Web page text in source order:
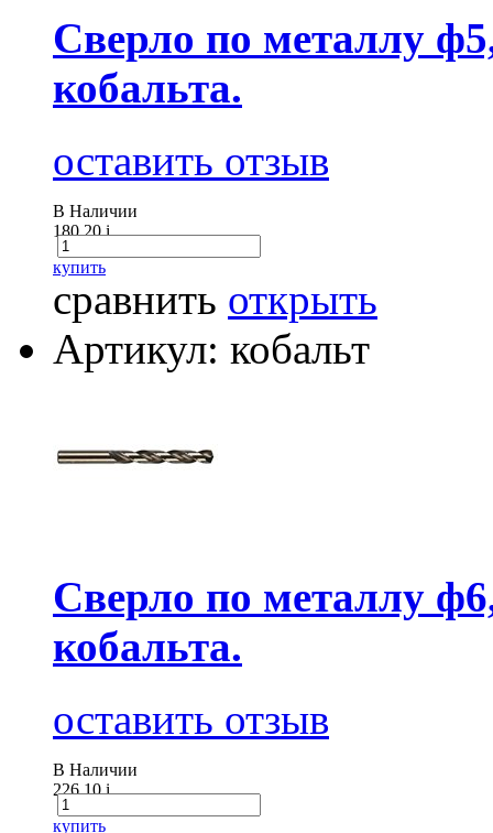
Сверло по металлу
кобальта.
оставить отзыв
В Наличии
180.20i
купить
сравнить открыть
Артикул: кобальт
Сверло по металлу
кобальта.
оставить отзыв
В Наличии
226.10i
купить